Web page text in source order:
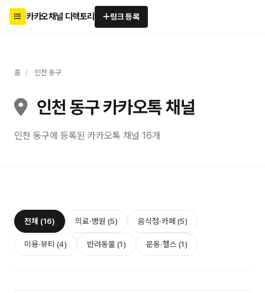
카카오채널 디렉토리 링크 등록
홈 / 인천 동구
인천 동구 카카오톡 채널
인천 동구에 등록된 카카오톡 채널 16개
전체 (16) 의료·병원 (5) 음식점·카페 (5)
미용·뷰티 (4) 반려동물 (1) 운동·헬스 (1)